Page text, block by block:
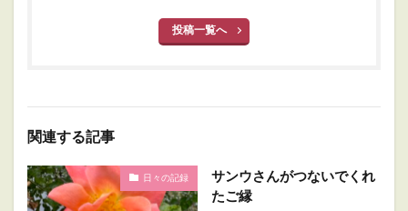
投稿一覧へ
関連する記事
日々の記録
サンウさんがつないでくれ
たご縁